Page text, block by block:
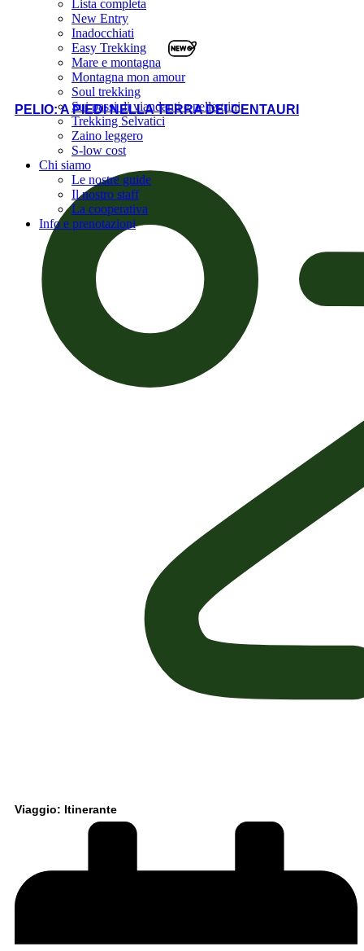
Lista completa
New Entry
Inadocchiati
Easy Trekking
Mare e montagna
Montagna mon amour
Soul trekking
Sui passi di viandanti e pellegrini
Trekking Selvatici
Zaino leggero
S-low cost
Chi siamo
Le nostre guide
Il nostro staff
La cooperativa
Info e prenotazioni
PELIO: A PIEDI NELLA TERRA DEI CENTAURI
Viaggio: Itinerante